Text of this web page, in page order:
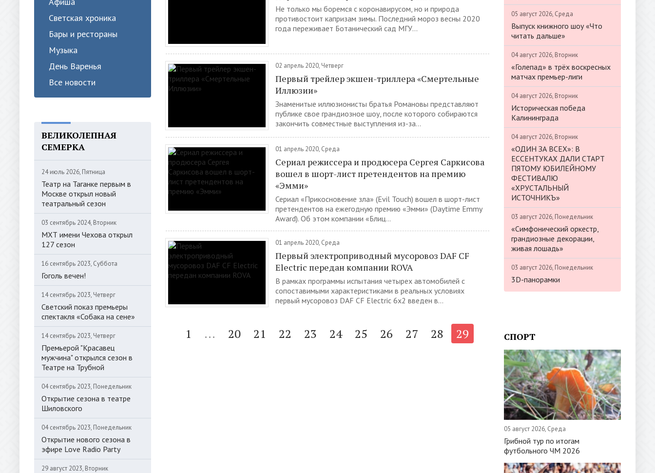
Светская хроника
Бары и рестораны
Музыка
День Варенья
Все новости
ВЕЛИКОЛЕПНАЯ
СЕМЕРКА
24 июль 2026, Пятница
Театр на Таганке первым в
Москве открыл новый
театральный сезон
03 сентябрь 2024, Вторник
МХТ имени Чехова открыл
127 сезон
16 сентябрь 2023, Суббота
Гоголь вечен!
14 сентябрь 2023, Четверг
Светский показ премьеры
спектакля «Собака на сене»
14 сентябрь 2023, Четверг
Премьерой "Красавец
мужчина" открылся сезон в
Театре на Трубной
04 сентябрь 2023, Понедельник
Открытие сезона в театре
Шиловского
04 сентябрь 2023, Понедельник
Открытие нового сезона в
эфире Love Radio Party
29 август 2023, Вторник
Не только мы боремся с коронавирусом, но и природа
противостоит капризам зимы. Последний мороз весны 2020
года переживает Ботанический сад МГУ...
02 апрель 2020, Четверг
Первый трейлер экшен-триллера «Смертельные
Иллюзии»
Знаменитые иллюзионисты братья Романовы представляют
публике свое грандиозное шоу, после которого собираются
закончить совместные выступления из-за...
01 апрель 2020, Среда
Сериал режиссера и продюсера Сергея Саркисова
вошел в шорт-лист претендентов на премию
«Эмми»
Сериал «Прикосновение зла» (Evil Touch) вошел в шорт-лист
претендентов на ежегодную премию «Эмми» (Daytime Emmy
Award). Об этом компании «Блиц...
01 апрель 2020, Среда
Первый электроприводный мусоровоз DAF CF
Electric передан компании ROVA
В рамках программы испытания четырех автомобилей с
сопоставимыми характеристиками в реальных условиях
первый мусоровоз DAF CF Electric 6x2 введен в...
1 ... 20 21 22 23 24 25 26 27 28 29
05 август 2026, Среда
Выпуск книжного шоу «Что
читать дальше»
04 август 2026, Вторник
«Голепад» в трёх воскресных
матчах премьер-лиги
04 август 2026, Вторник
Историческая победа
Калининграда
04 август 2026, Вторник
«ОДИН ЗА ВСЕХ»: В
ЕССЕНТУКАХ ДАЛИ СТАРТ
ПЯТОМУ ЮБИЛЕЙНОМУ
ФЕСТИВАЛЮ
«ХРУСТАЛЬНЫЙ
ИСТОЧНИКЪ»
03 август 2026, Понедельник
«Симфонический оркестр,
грандиозные декорации,
живая лошадь»
03 август 2026, Понедельник
3D-панорамки
СПОРТ
05 август 2026, Среда
Грибной тур по итогам
футбольного ЧМ 2026